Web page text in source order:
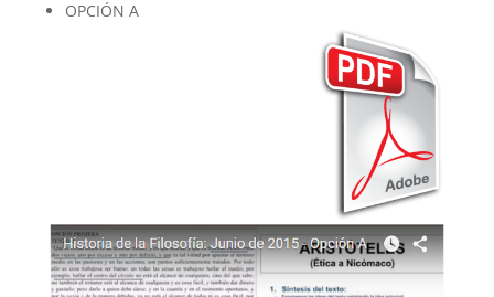
OPCIÓN A